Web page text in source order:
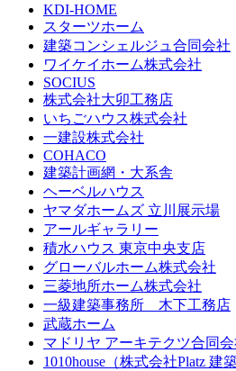
KDI-HOME
スターツホーム
建築コンシェルジュ合同会社
ワイケイホーム株式会社
SOCIUS
株式会社大卯工務店
いちごハウス株式会社
一建設株式会社
COHACO
建築計画網・大系舎
ヘーベルハウス
ヤマダホームズ 立川展示場
アールギャラリー
積水ハウス 東京中央支店
グローバルホーム株式会社
三菱地所ホーム株式会社
一級建築事務所 木下工務店
武蔵ホーム
マドリヤ アーキテクツ合同会
1010house（株式会社Platz 建